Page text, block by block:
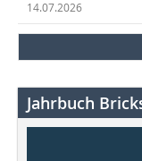
14.07.2026
Jahrbuch